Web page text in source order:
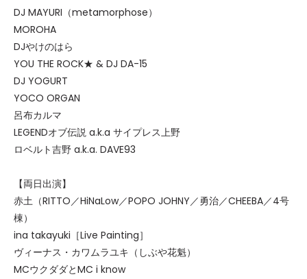
DJ MAYURI（metamorphose）
MOROHA
DJやけのはら
YOU THE ROCK★ & DJ DA-15
DJ YOGURT
YOCO ORGAN
呂布カルマ
LEGENDオブ伝説 a.k.a サイプレス上野
ロベルト吉野 a.k.a. DAVE93
【両日出演】
赤土（RITTO／HiNaLow／POPO JOHNY／勇治／CHEEBA／4号
棟）
ina takayuki［Live Painting］
ヴィーナス・カワムラユキ（しぶや花魁）
MCウクダダとMC i know